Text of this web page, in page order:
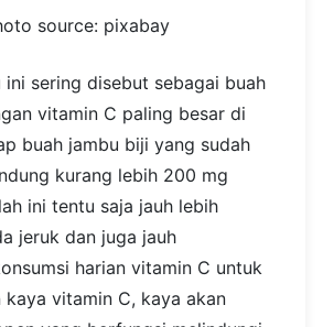
source: pixabay
ini sering disebut sebagai buah
vitamin C paling besar di
buah jambu biji yang sudah
kurang lebih 200 mg
ini tentu saja jauh lebih
jeruk dan juga jauh
harian vitamin C untuk
kaya vitamin C, kaya akan